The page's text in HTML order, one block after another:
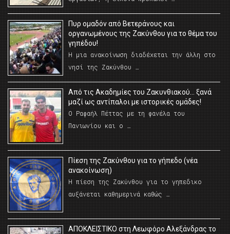
Πυρ ομαδόν από Βετεράνους και
οργανωμένους της Ζακύνθου για το θέμα του
γηπέδου!
Η μια ανακοίνωση διαδέχεται την άλλη στο
νησί της Ζακύνθου …
Από τις Ακαδημίες του Ζακυνθιακού… ξανά
μαζί ως αντίπαλοι με ιστορικές ομάδες!
Ο Ραφαήλ Πέττας με τη φανέλα του
Πανιωνίου και ο …
Πίεση της Ζακύνθου για το γήπεδο (νέα
ανακοίνωση)
Η πίεση της Ζακύνθου για το γηπεδικο
αυξάνεται καθημερινά καθώς …
AΠΟΚΛΕΙΣΤΙΚΟ στη Λεωφόρο Αλεξάνδρας το